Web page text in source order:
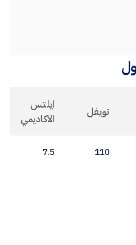
تويفل
ايلتس
الاكاديمي
110
7.5